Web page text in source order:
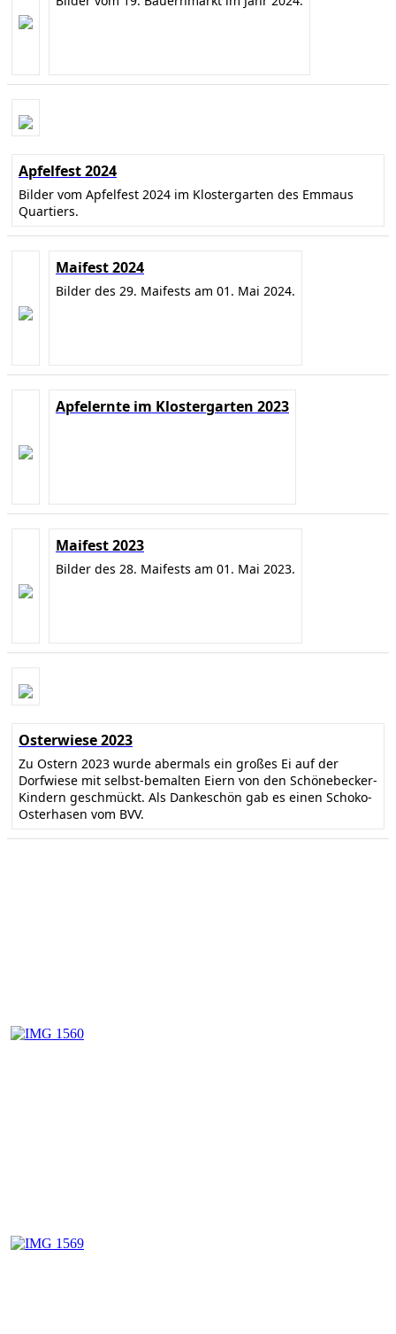
Apfelfest 2024
Bilder vom Apfelfest 2024 im Klostergarten des Emmaus
Quartiers.
Maifest 2024
Bilder des 29. Maifests am 01. Mai 2024.
Apfelernte im Klostergarten 2023
Maifest 2023
Bilder des 28. Maifests am 01. Mai 2023.
Osterwiese 2023
Zu Ostern 2023 wurde abermals ein großes Ei auf der
Dorfwiese mit selbst-bemalten Eiern von den Schönebecker-
Kindern geschmückt. Als Dankeschön gab es einen Schoko-
Osterhasen vom BVV.